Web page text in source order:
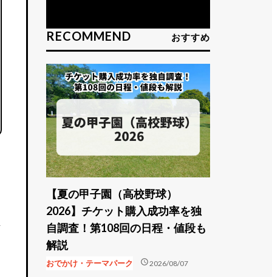
RECOMMEND おすすめ
【夏の甲子園（高校野球）
2026】チケット購入成功率を独
自調査！第108回の日程・値段も
解説
おでかけ・テーマパーク schedule2026/08/07